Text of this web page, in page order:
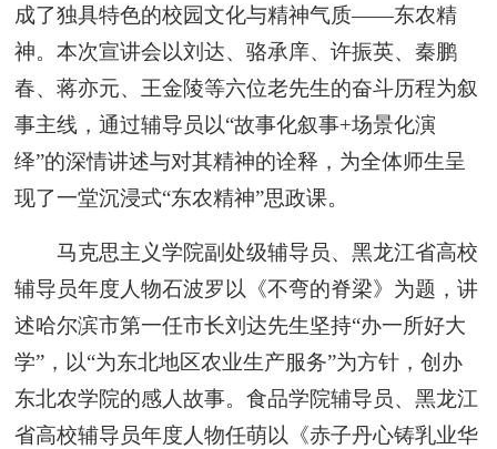
成了独具特色的校园文化与精神气质——东农精
神。本次宣讲会以刘达、骆承庠、许振英、秦鹏
春、蒋亦元、王金陵等六位老先生的奋斗历程为叙
事主线，通过辅导员以“故事化叙事+场景化演
绎”的深情讲述与对其精神的诠释，为全体师生呈
现了一堂沉浸式“东农精神”思政课。
马克思主义学院副处级辅导员、黑龙江省高校
辅导员年度人物石波罗以《不弯的脊梁》为题，讲
述哈尔滨市第一任市长刘达先生坚持“办一所好大
学”，以“为东北地区农业生产服务”为方针，创办
东北农学院的感人故事。食品学院辅导员、黑龙江
省高校辅导员年度人物任萌以《赤子丹心铸乳业华